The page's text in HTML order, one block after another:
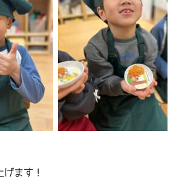
ます！